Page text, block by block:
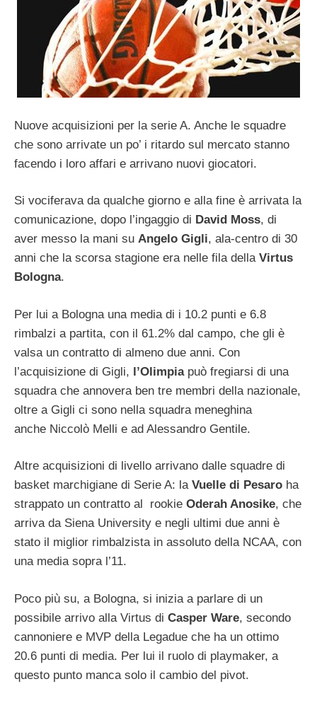
Nuove acquisizioni per la serie A. Anche le squadre
che sono arrivate un po’ i ritardo sul mercato stanno
facendo i loro affari e arrivano nuovi giocatori.
Si vociferava da qualche giorno e alla fine è arrivata la
comunicazione, dopo l’ingaggio di David Moss, di
aver messo la mani su Angelo Gigli, ala-centro di 30
anni che la scorsa stagione era nelle fila della Virtus
Bologna.
Per lui a Bologna una media di i 10.2 punti e 6.8
rimbalzi a partita, con il 61.2% dal campo, che gli è
valsa un contratto di almeno due anni. Con
l’acquisizione di Gigli, l’Olimpiapuò fregiarsi di una
squadra che annovera ben tre membri della nazionale,
oltre a Gigli ci sono nella squadra meneghina
anche Niccolò Melli e ad Alessandro Gentile.
Altre acquisizioni di livello arrivano dalle squadre di
basket marchigiane di Serie A: la Vuelle di Pesaro ha
strappato un contratto al rookie Oderah Anosike, che
arriva da Siena University e negli ultimi due anni è
stato il miglior rimbalzista in assoluto della NCAA, con
una media sopra l’11.
Poco più su, a Bologna, si inizia a parlare di un
possibile arrivo alla Virtus di Casper Ware, secondo
cannoniere e MVP della Legadue che ha un ottimo
20.6 punti di media. Per lui il ruolo di playmaker, a
questo punto manca solo il cambio del pivot.